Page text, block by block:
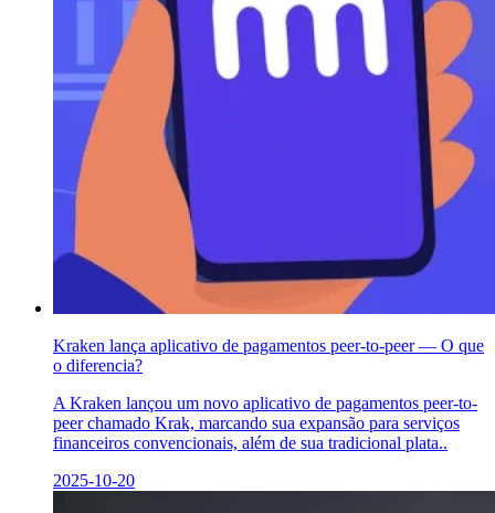
Kraken lança aplicativo de pagamentos peer-to-peer — O que
o diferencia?
A Kraken lançou um novo aplicativo de pagamentos peer-to-
peer chamado Krak, marcando sua expansão para serviços
financeiros convencionais, além de sua tradicional plata..
2025-10-20